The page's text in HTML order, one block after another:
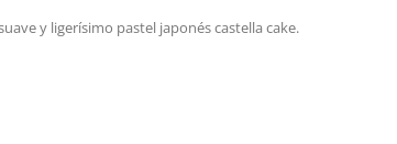
y ligerísimo pastel japonés castella cake.